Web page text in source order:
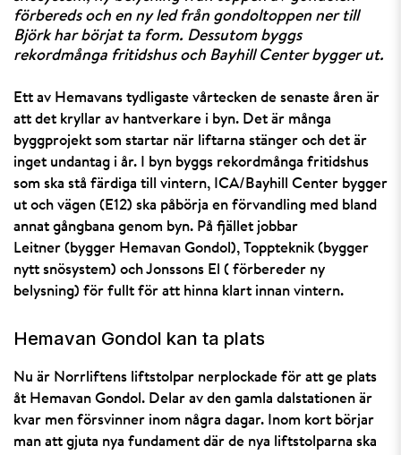
förbereds och en ny led från gondoltoppen ner till
Björk har börjat ta form. Dessutom byggs
rekordmånga fritidshus och Bayhill Center bygger ut.
Ett av Hemavans tydligaste vårtecken de senaste åren är
att det kryllar av hantverkare i byn. Det är många
byggprojekt som startar när liftarna stänger och det är
inget undantag i år. I byn byggs rekordmånga fritidshus
som ska stå färdiga till vintern, ICA/Bayhill Center bygger
ut och vägen (E12) ska påbörja en förvandling med bland
annat gångbana genom byn. På fjället jobbar
Leitner (bygger Hemavan Gondol), Toppteknik (bygger
nytt snösystem) och Jonssons El ( förbereder ny
belysning) för fullt för att hinna klart innan vintern.
Hemavan Gondol kan ta plats
Nu är Norrliftens liftstolpar nerplockade för att ge plats
åt Hemavan Gondol. Delar av den gamla dalstationen är
kvar men försvinner inom några dagar. Inom kort börjar
man att gjuta nya fundament där de nya liftstolparna ska